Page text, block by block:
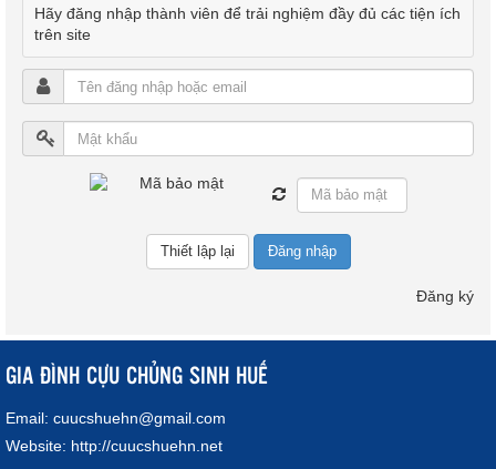
Hãy đăng nhập thành viên để trải nghiệm đầy đủ các tiện ích
trên site
Đăng nhập
Đăng ký
GIA ĐÌNH CỰU CHỦNG SINH HUẾ
Email: cuucshuehn@gmail.com
Website: http://cuucshuehn.net